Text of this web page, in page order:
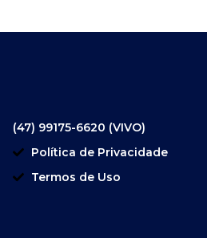
(47) 99175-6620 (VIVO)
Política de Privacidade
Termos de Uso